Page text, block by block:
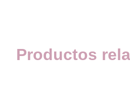
Productos